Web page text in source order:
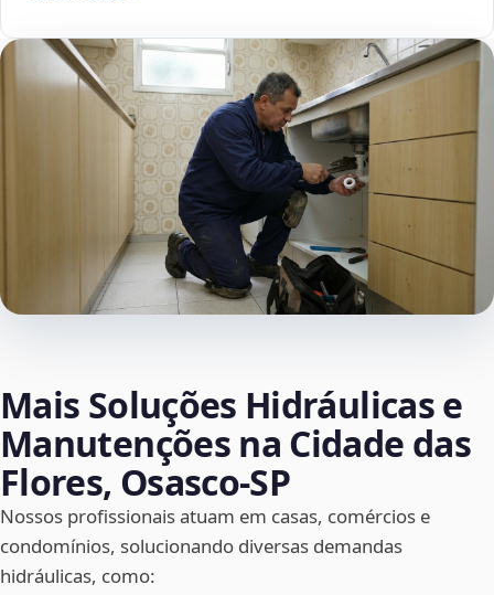
Mais Soluções Hidráulicas e
Manutenções na Cidade das
Flores, Osasco‑SP
Nossos profissionais atuam em casas, comércios e
condomínios, solucionando diversas demandas
hidráulicas, como: